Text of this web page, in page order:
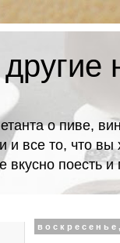
о пиве,
и все то, что
вкусно поесть